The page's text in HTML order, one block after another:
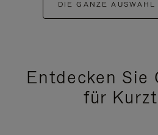
DIE GANZE AUSWAHL
Entdecken Sie
für